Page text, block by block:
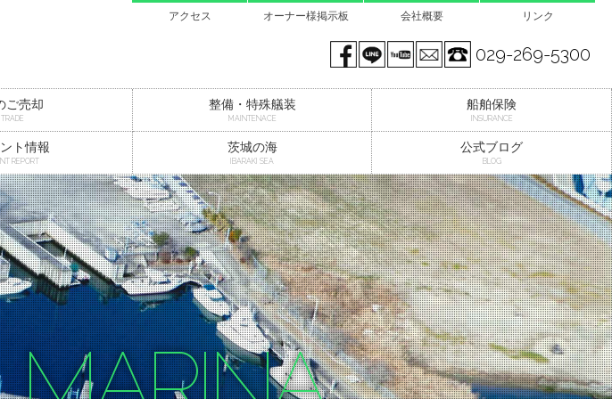
アクセス オーナー様掲示板 会社概要 リンク
029-269-5300
mail
You tube
LINE@
Facebook page
ご売却
TRADE
整備・特殊艤装
MAINTENACE
船舶保険
INSURANCE
ト情報
REPORT
茨城の海
IBARAKI SEA
公式ブログ
BLOG